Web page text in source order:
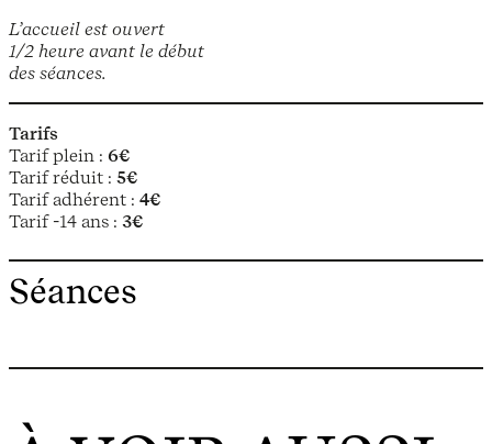
L’accueil est ouvert
1/2 heure avant le début
des séances.
Tarifs
Tarif plein : 6€
Tarif réduit : 5€
Tarif adhérent : 4€
Tarif -14 ans : 3€
Séances